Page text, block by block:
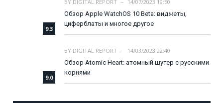
9.3
BY DIGITAL REPORT
14/07/2023 19:50
Обзор Apple WatchOS 10 Beta: виджеты,
циферблаты и многое другое
9.0
BY DIGITAL REPORT
14/03/2023 22:40
Обзор Atomic Heart: атомный шутер с русскими
корнями